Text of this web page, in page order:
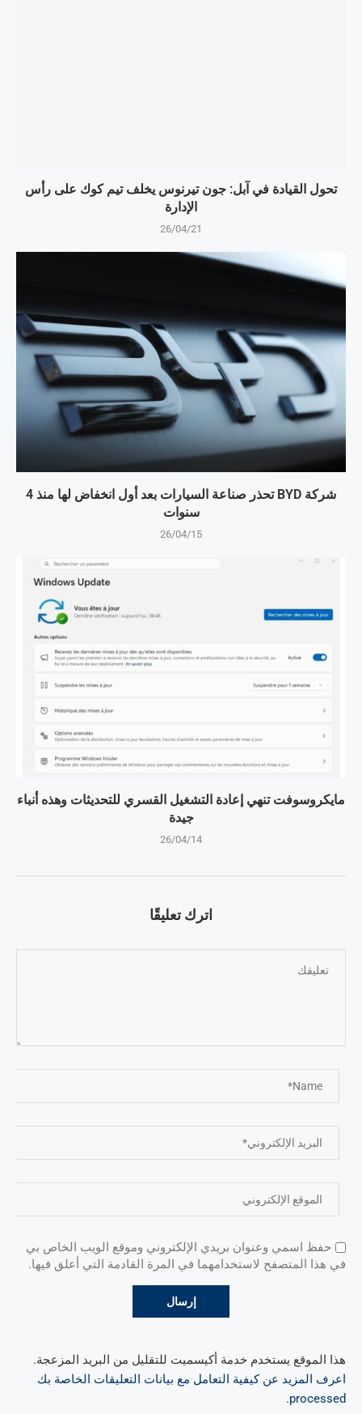
تحول القيادة في آبل: جون تيرنوس يخلف تيم كوك على رأس
الإدارة
26/04/21
شركة BYD تحذر صناعة السيارات بعد أول انخفاض لها منذ 4
سنوات
26/04/15
مايكروسوفت تنهي إعادة التشغيل القسري للتحديثات وهذه أنباء
جيدة
26/04/14
اترك تعليقًا
حفظ اسمي وعنوان بريدي الإلكتروني وموقع الويب الخاص بي
في هذا المتصفح لاستخدامهما في المرة القادمة التي أعلق فيها.
هذا الموقع يستخدم خدمة أكيسميت للتقليل من البريد المزعجة.
اعرف المزيد عن كيفية التعامل مع بيانات التعليقات الخاصة بك
processed
.